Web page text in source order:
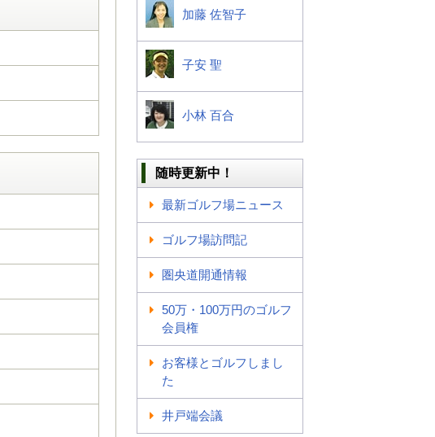
加藤 佐智子
子安 聖
小林 百合
随時更新中！
最新ゴルフ場ニュース
ゴルフ場訪問記
圏央道開通情報
50万・100万円のゴルフ
会員権
お客様とゴルフしまし
た
井戸端会議